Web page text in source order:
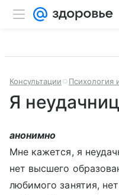
Консультации Психология
Я
анонимно
Мне кажется, я
нет высшего
любимого занятия,